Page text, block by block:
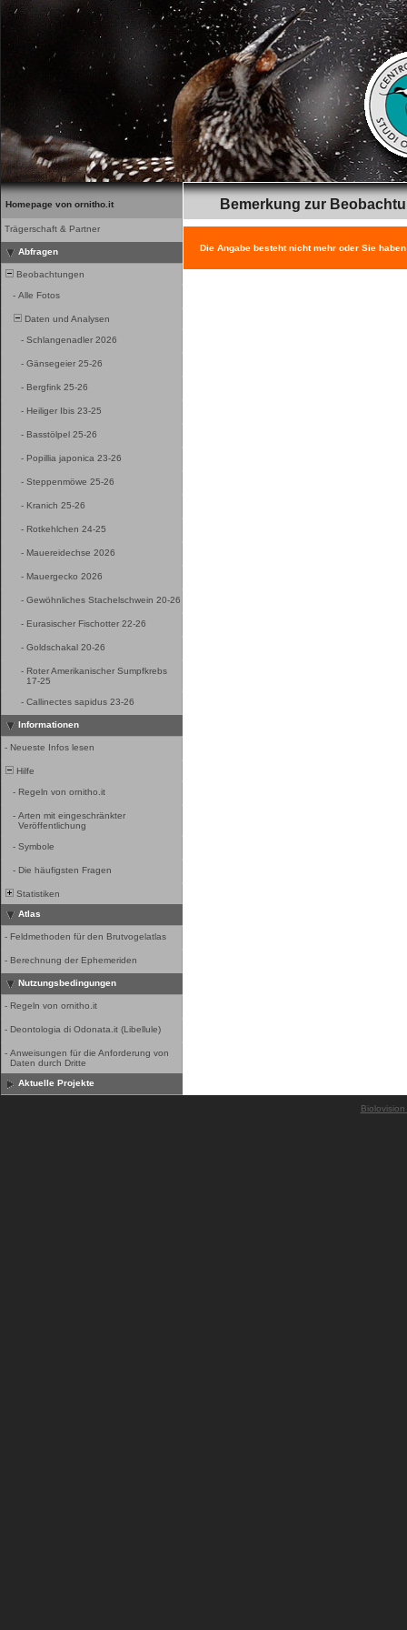
Homepage von ornitho.it
Trägerschaft & Partner
Abfragen
Beobachtungen
- Alle Fotos
Daten und Analysen
- Schlangenadler 2026
- Gänsegeier 25-26
- Bergfink 25-26
- Heiliger Ibis 23-25
- Basstölpel 25-26
- Popillia japonica 23-26
- Steppenmöwe 25-26
- Kranich 25-26
- Rotkehlchen 24-25
- Mauereidechse 2026
- Mauergecko 2026
- Gewöhnliches Stachelschwein 20-26
- Eurasischer Fischotter 22-26
- Goldschakal 20-26
- Roter Amerikanischer Sumpfkrebs
17-25
- Callinectes sapidus 23-26
Informationen
- Neueste Infos lesen
Hilfe
- Regeln von ornitho.it
- Arten mit eingeschränkter
Veröffentlichung
- Symbole
- Die häufigsten Fragen
Statistiken
Atlas
- Feldmethoden für den Brutvogelatlas
- Berechnung der Ephemeriden
Nutzungsbedingungen
- Regeln von ornitho.it
- Deontologia di Odonata.it (Libellule)
- Anweisungen für die Anforderung von
Daten durch Dritte
Aktuelle Projekte
Bemerkung zur
Die Angabe besteht nicht mehr oder Sie
Biolovision